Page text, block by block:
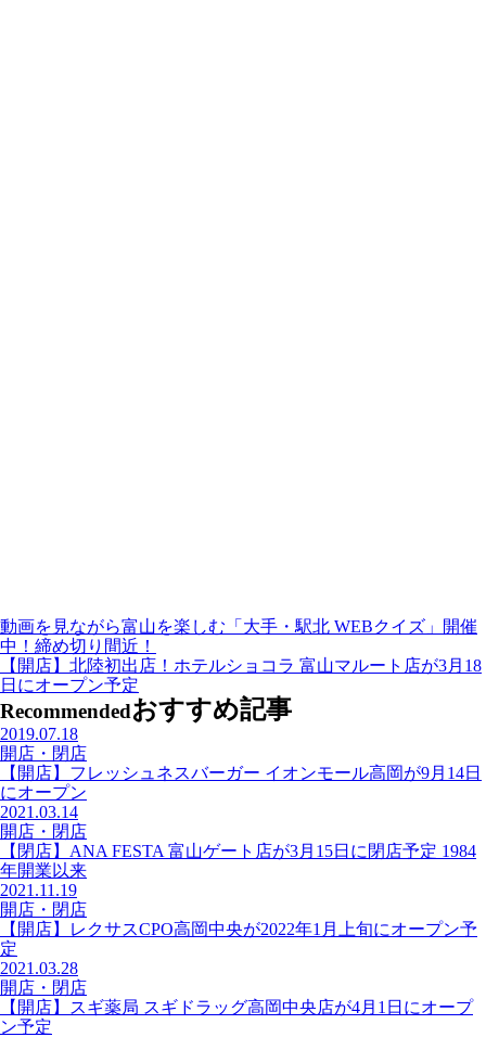
動画を見ながら富山を楽しむ「大手・駅北 WEBクイズ」開催
中！締め切り間近！
【開店】北陸初出店！ホテルショコラ 富山マルート店が3月18
日にオープン予定
Recommendedおすすめ記事
2019.07.18
開店・閉店
【開店】フレッシュネスバーガー イオンモール高岡が9月14日
にオープン
2021.03.14
開店・閉店
【閉店】ANA FESTA 富山ゲート店が3月15日に閉店予定 1984
年開業以来
2021.11.19
開店・閉店
【開店】レクサスCPO高岡中央が2022年1月上旬にオープン予
定
2021.03.28
開店・閉店
【開店】スギ薬局 スギドラッグ高岡中央店が4月1日にオープ
ン予定